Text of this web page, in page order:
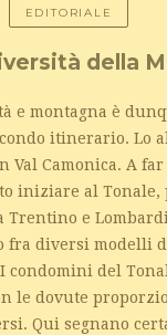
EDITORIALE
della
e montagna è
itinerario. Lo
Val Camonica. A
iniziare al Tonale,
Trentino e
fra diversi modelli
condomini del
le dovute
Qui segnano